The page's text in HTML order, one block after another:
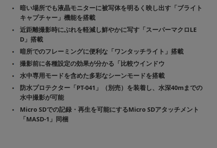
暗い場所でも液晶モニターに被写体を明るく映し出す「ブライト
キャプチャー」機能を搭載
近距離撮影時にぶれを軽減し鮮やかに写す「スーパーマクロLE
D」搭載
暗所でのフレーミングに便利な「ワンタッチライト」搭載
撮影前に各種設定の効果が分かる「比較ウインドウ
水中専用モードを含めた多彩なシーンモードを搭載
防水プロテクター「PT-041」（別売）を装着し、水深40mまでの
水中撮影が可能
Micro SDでの記録・再生を可能にするMicro SDアタッチメント
「MASD-1」同梱